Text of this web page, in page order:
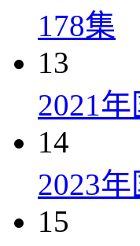
178集
13
2021
14
2023
15